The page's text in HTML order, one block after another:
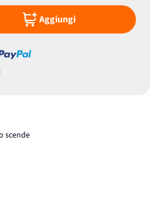
Aggiungi
scende